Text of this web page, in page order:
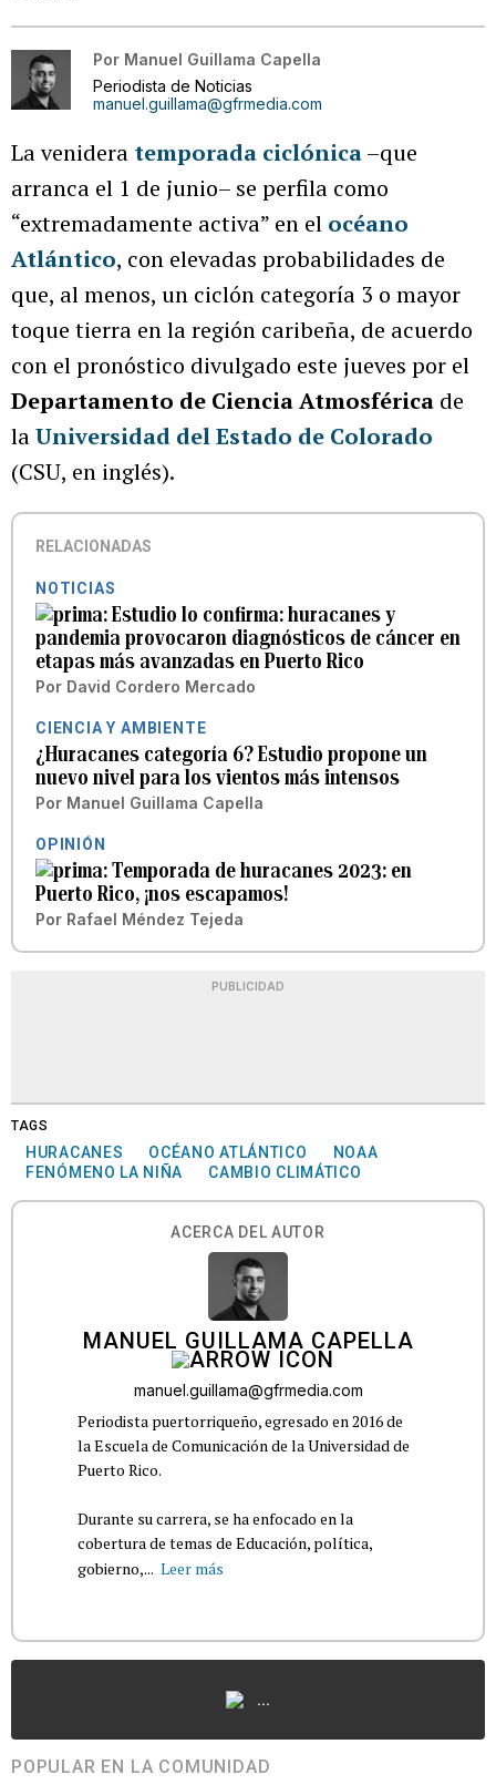
Por Manuel Guillama Capella
Periodista de Noticias
manuel.guillama@gfrmedia.com
La venidera temporada ciclónica–que
arranca el 1 de junio– se perfila como
“extremadamente activa” en el océano
Atlántico, con elevadas probabilidades de
que, al menos, un ciclón categoría 3 o mayor
toque tierra en la región caribeña, de acuerdo
con el pronóstico divulgado este jueves por el
Departamento de Ciencia Atmosférica de
laUniversidad del Estado de Colorado
(CSU, en inglés).
RELACIONADAS
NOTICIAS
Estudio lo confirma: huracanes y
pandemia provocaron diagnósticos de cáncer en
etapas más avanzadas en Puerto Rico
Por David Cordero Mercado
CIENCIA Y AMBIENTE
¿Huracanes categoría 6? Estudio propone un
nuevo nivel para los vientos más intensos
Por Manuel Guillama Capella
OPINIÓN
Temporada de huracanes 2023: en
Puerto Rico, ¡nos escapamos!
Por Rafael Méndez Tejeda
PUBLICIDAD
TAGS
HURACANES OCÉANO ATLÁNTICO
NOAA
FENÓMENO LA NIÑA
CAMBIO CLIMÁTICO
ACERCA DEL AUTOR
MANUEL GUILLAMA CAPELLA
manuel.guillama@gfrmedia.com
Periodista puertorriqueño, egresado en 2016 de
la Escuela de Comunicación de la Universidad de
Puerto Rico.
Durante su carrera, se ha enfocado en la
cobertura de temas de Educación, política,
gobierno,... Leer más
...
POPULAR EN LA COMUNIDAD